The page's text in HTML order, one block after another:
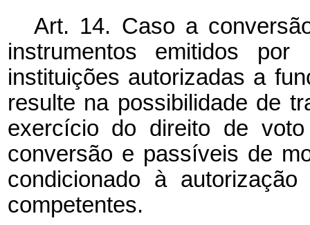
Art. 14. Caso a
instrumentos emitidos
instituições autorizadas a
resulte na possibilidade de
exercício do direito de
conversão e passíveis de
condicionado à
competentes.